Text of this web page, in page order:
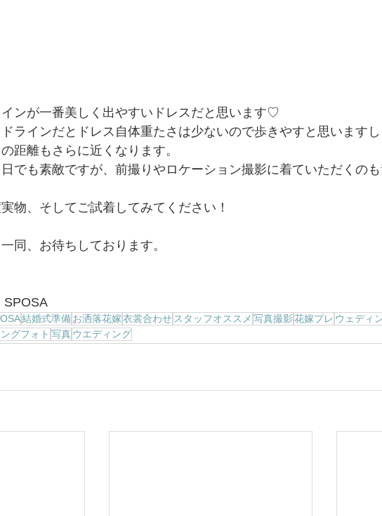
ンが一番美しく出やすいドレスだと思います♡
ラインだとドレス自体重たさは少ないので歩きやすと思いますし
距離もさらに近くなります。
でも素敵ですが、前撮りやロケーション撮影に着ていただくの
物、そしてご試着してみてください！
同、お待ちしております。
SPOSA
結婚式準備お洒落花嫁衣裳合わせスタッフオススメ 写真撮影花嫁プレ ウェディ
グフォト 写真ウエディング